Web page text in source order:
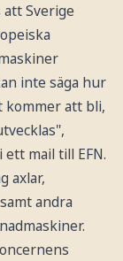
Sverige
inte säga hur
kommer att bli,
mail till EFN.
axlar,
andra